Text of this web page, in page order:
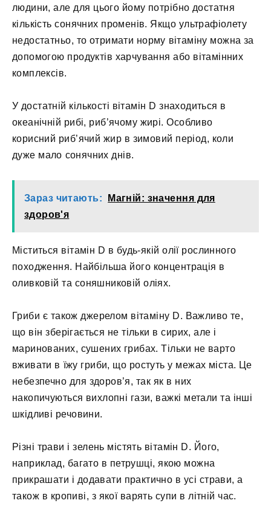
людини, але для цього йому потрібно достатня
кількість сонячних променів. Якщо ультрафіолету
недостатньо, то отримати норму вітаміну можна за
допомогою продуктів харчування або вітамінних
комплексів.
У достатній кількості вітамін D знаходиться в
океанічній рибі, риб’ячому жирі. Особливо
корисний риб’ячий жир в зимовий період, коли
дуже мало сонячних днів.
Зараз читають:
Магній: значення для
здоров'я
Міститься вітамін D в будь-якій олії рослинного
походження. Найбільша його концентрація в
оливковій та соняшниковій оліях.
Гриби є також джерелом вітаміну D. Важливо те,
що він зберігається не тільки в сирих, але і
маринованих, сушених грибах. Тільки не варто
вживати в їжу гриби, що ростуть у межах міста. Це
небезпечно для здоров’я, так як в них
накопичуються вихлопні гази, важкі метали та інші
шкідливі речовини.
Різні трави і зелень містять вітамін D. Його,
наприклад, багато в петрушці, якою можна
прикрашати і додавати практично в усі страви, а
також в кропиві, з якої варять супи в літній час.